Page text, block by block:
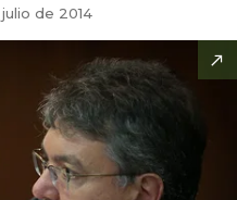
de 2014